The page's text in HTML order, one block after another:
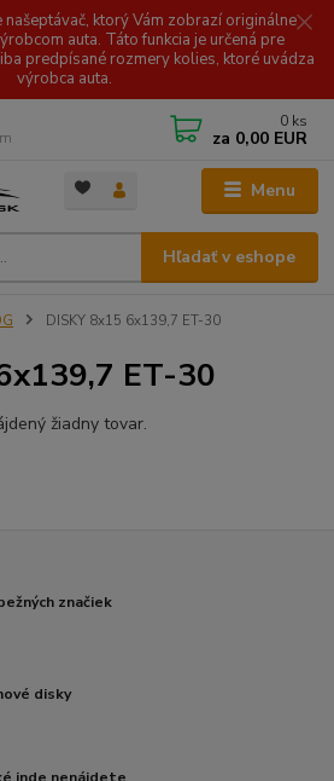
našeptávač, ktorý Vám zobrazí originálne
auta. Táto funkcia je určená pre
predpísané rozmery kolies, ktoré uvádza
výrobca auta.
Menu
Hľadať v eshope
0 ks
za 0,00 EUR
DISKY 8x15 6x139,7 ET-30
ET-30
žiadny tovar.
značiek
disky